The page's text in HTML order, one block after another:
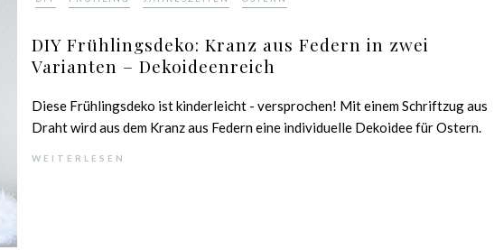
DIY Frühlingsdeko: Kranz aus Federn in zwei
Varianten – Dekoideenreich
Diese Frühlingsdeko ist kinderleicht - versprochen! Mit einem Schriftzug aus
Draht wird aus dem Kranz aus Federn eine individuelle Dekoidee für Ostern.
WEITERLESEN